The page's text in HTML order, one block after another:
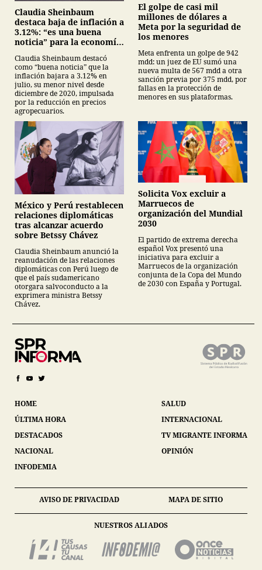
Claudia Sheinbaum
destaca baja de inflación a
3.12%: “es una buena
noticia” para la economía
Claudia Sheinbaum destacó
como “buena noticia” que la
inflación bajara a 3.12% en
julio, su menor nivel desde
diciembre de 2020, impulsada
por la reducción en precios
agropecuarios.
El golpe de casi mil
millones de dólares a
Meta por la seguridad de
los menores
Meta enfrenta un golpe de 942
mdd: un juez de EU sumó una
nueva multa de 567 mdd a otra
sanción previa por 375 mdd, por
fallas en la protección de
menores en sus plataformas.
México y Perú restablecen
relaciones diplomáticas
tras alcanzar acuerdo
sobre Betssy Chávez
Claudia Sheinbaum anunció la
reanudación de las relaciones
diplomáticas con Perú luego de
que el país sudamericano
otorgara salvoconducto a la
exprimera ministra Betssy
Chávez.
Solicita Vox excluir a
Marruecos de
organización del Mundial
2030
El partido de extrema derecha
español Vox presentó una
iniciativa para excluir a
Marruecos de la organización
conjunta de la Copa del Mundo
de 2030 con España y Portugal.
HOME
ÚLTIMA HORA
DESTACADOS
NACIONAL
INFODEMIA
SALUD
INTERNACIONAL
TV MIGRANTE INFORMA
OPINIÓN
AVISO DE PRIVACIDAD MAPA DE SITIO
NUESTROS ALIADOS